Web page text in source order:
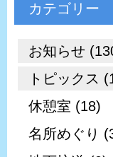
カテゴリー
お知らせ
トピックス
休憩室 (18)
名所めぐり